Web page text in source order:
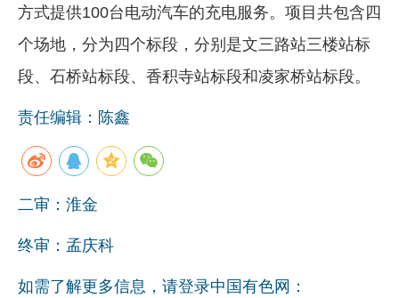
《资源再生》杂志
方式提供100台电动汽车的充电服务。项目共包含四
个场地，分为四个标段，分别是文三路站三楼站标
段、石桥站标段、香积寺站标段和凌家桥站标段。
责任编辑：陈鑫
二审：淮金
终审：孟庆科
如需了解更多信息，请登录中国有色网：